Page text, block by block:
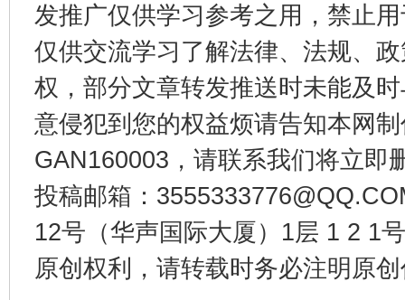
发推广仅供学习参考之用，禁止
仅供交流学习了解法律、法规、
权，部分文章转发推送时未能及
意侵犯到您的权益烦请告知本网
GAN160003，请联系我们将立即
投稿邮箱：
12号（华声国际大厦）1层 1 2 1
原创权利，请转载时务必注明原
东山县通报“牛蛙产品抗生素超标问题” 法
千年窑火 生生不息 一